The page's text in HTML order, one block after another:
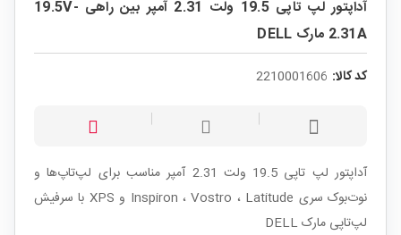
آداپتور لپ تاپی 19.5 ولت 2.31 آمپر بین راهی 19.5V-
2.31A مارک DELL
کد کالا: 2210001606
آداپتور لپ تاپی 19.5 ولت 2.31 آمپر مناسب برای لپ‌تاپ‌ها و
نوت‌بوک سری Inspiron ، Vostro ، Latitude و XPS با سرفیش
لپ‌تاپی مارک DELL